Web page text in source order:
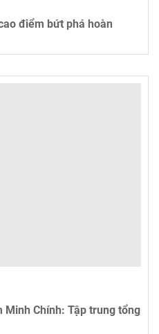
điểm bứt phá hoàn
Minh Chính: Tập trung tổng